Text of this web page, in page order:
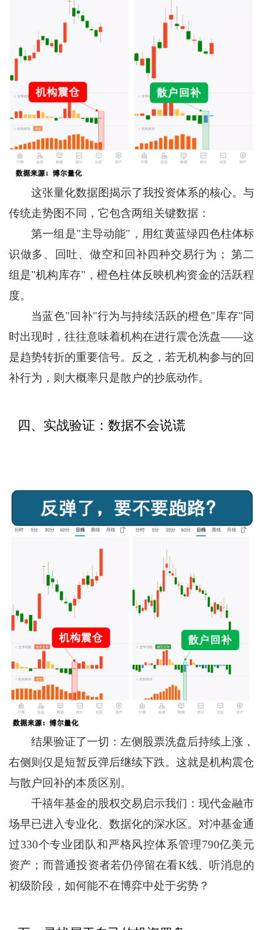
这张量化数据图揭示了我投资体系的核心。与
传统走势图不同，它包含两组关键数据：
第一组是"主导动能"，用红黄蓝绿四色柱体标
识做多、回吐、做空和回补四种交易行为； 第二
组是"机构库存"，橙色柱体反映机构资金的活跃程
度。
当蓝色"回补"行为与持续活跃的橙色"库存"同
时出现时，往往意味着机构在进行震仓洗盘——这
是趋势转折的重要信号。反之，若无机构参与的回
补行为，则大概率只是散户的抄底动作。
四、实战验证：数据不会说谎
结果验证了一切：左侧股票洗盘后持续上涨，
右侧则仅是短暂反弹后继续下跌。这就是机构震仓
与散户回补的本质区别。
千禧年基金的股权交易启示我们：现代金融市
场早已进入专业化、数据化的深水区。对冲基金通
过330个专业团队和严格风控体系管理790亿美元
资产；而普通投资者若仍停留在看K线、听消息的
初级阶段，如何能不在博弈中处于劣势？